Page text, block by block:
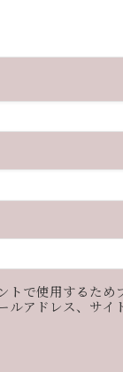
トで使用するため
ルアドレス、サイ